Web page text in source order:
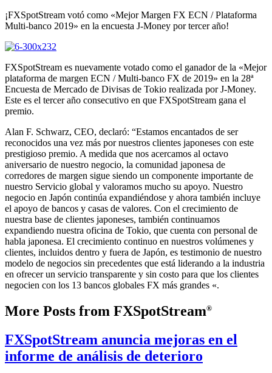
¡FXSpotStream votó como «Mejor Margen FX ECN / Plataforma
Multi-banco 2019» en la encuesta J-Money por tercer año!
FXSpotStream es nuevamente votado como el ganador de la «Mejor
plataforma de margen ECN / Multi-banco FX de 2019» en la 28ª
Encuesta de Mercado de Divisas de Tokio realizada por J-Money.
Este es el tercer año consecutivo en que FXSpotStream gana el
premio.
Alan F. Schwarz, CEO, declaró: “Estamos encantados de ser
reconocidos una vez más por nuestros clientes japoneses con este
prestigioso premio. A medida que nos acercamos al octavo
aniversario de nuestro negocio, la comunidad japonesa de
corredores de margen sigue siendo un componente importante de
nuestro Servicio global y valoramos mucho su apoyo. Nuestro
negocio en Japón continúa expandiéndose y ahora también incluye
el apoyo de bancos y casas de valores. Con el crecimiento de
nuestra base de clientes japoneses, también continuamos
expandiendo nuestra oficina de Tokio, que cuenta con personal de
habla japonesa. El crecimiento continuo en nuestros volúmenes y
clientes, incluidos dentro y fuera de Japón, es testimonio de nuestro
modelo de negocios sin precedentes que está liderando a la industria
en ofrecer un servicio transparente y sin costo para que los clientes
negocien con los 13 bancos globales FX más grandes «.
More Posts from FXSpotStream®
FXSpotStream anuncia mejoras en el
informe de análisis de deterioro